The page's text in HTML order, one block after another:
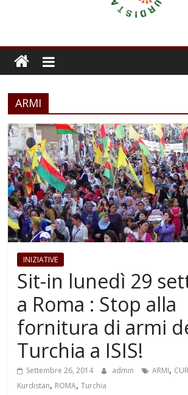
ARMI
INIZIATIVE
Sit-in lunedì 29
a Roma : Stop alla
fornitura di armi
Turchia a ISIS!
Settembre 26, 2014 admin ARMI,
Kurdistan, ROMA,Turchia